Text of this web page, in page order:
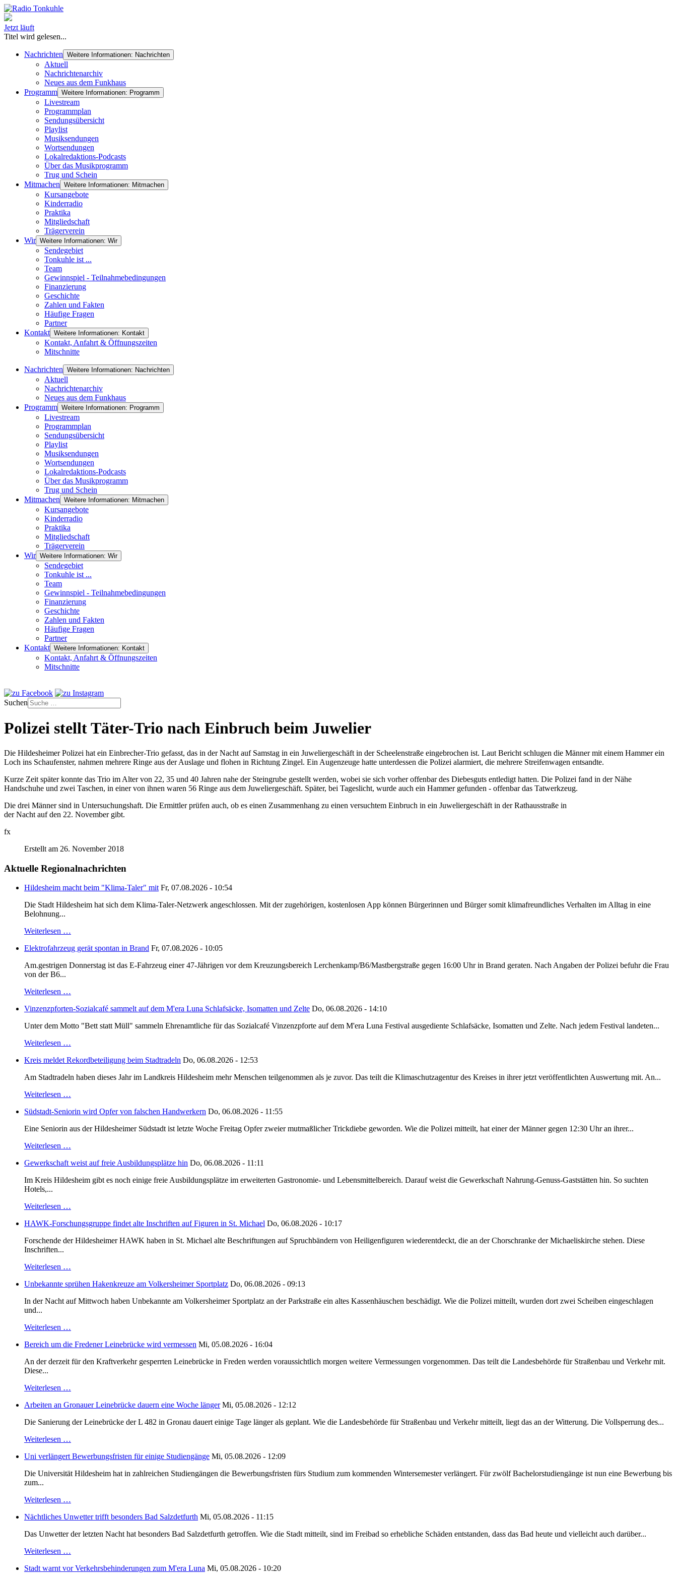
Jetzt läuft
Titel wird gelesen...
Nachrichten Weitere Informationen: Nachrichten
Aktuell
Nachrichtenarchiv
Neues aus dem Funkhaus
Programm Weitere Informationen: Programm
Livestream
Programmplan
Sendungsübersicht
Playlist
Musiksendungen
Wortsendungen
Lokalredaktions-Podcasts
Über das Musikprogramm
Trug und Schein
Mitmachen Weitere Informationen: Mitmachen
Kursangebote
Kinderradio
Praktika
Mitgliedschaft
Trägerverein
Wir Weitere Informationen: Wir
Sendegebiet
Tonkuhle ist ...
Team
Gewinnspiel - Teilnahmebedingungen
Finanzierung
Geschichte
Zahlen und Fakten
Häufige Fragen
Partner
Kontakt Weitere Informationen: Kontakt
Kontakt, Anfahrt & Öffnungszeiten
Mitschnitte
Nachrichten Weitere Informationen: Nachrichten
Aktuell
Nachrichtenarchiv
Neues aus dem Funkhaus
Programm Weitere Informationen: Programm
Livestream
Programmplan
Sendungsübersicht
Playlist
Musiksendungen
Wortsendungen
Lokalredaktions-Podcasts
Über das Musikprogramm
Trug und Schein
Mitmachen Weitere Informationen: Mitmachen
Kursangebote
Kinderradio
Praktika
Mitgliedschaft
Trägerverein
Wir Weitere Informationen: Wir
Sendegebiet
Tonkuhle ist ...
Team
Gewinnspiel - Teilnahmebedingungen
Finanzierung
Geschichte
Zahlen und Fakten
Häufige Fragen
Partner
Kontakt Weitere Informationen: Kontakt
Kontakt, Anfahrt & Öffnungszeiten
Mitschnitte
Suchen
Polizei stellt Täter-Trio nach Einbruch beim Juwelier
Die Hildesheimer Polizei hat ein Einbrecher-Trio gefasst, das in der Nacht auf Samstag in ein Juweliergeschäft in der Scheelenstraße eingebrochen ist. Laut Bericht schlugen die Männer mit einem Hammer ein
Loch ins Schaufenster, nahmen mehrere Ringe aus der Auslage und flohen in Richtung Zingel. Ein Augenzeuge hatte unterdessen die Polizei alarmiert, die mehrere Streifenwagen entsandte.
Kurze Zeit später konnte das Trio im Alter von 22, 35 und 40 Jahren nahe der Steingrube gestellt werden, wobei sie sich vorher offenbar des Diebesguts entledigt hatten. Die Polizei fand in der Nähe
Handschuhe und zwei Taschen, in einer von ihnen waren 56 Ringe aus dem Juweliergeschäft. Später, bei Tageslicht, wurde auch ein Hammer gefunden - offenbar das Tatwerkzeug.
Die drei Männer sind in Untersuchungshaft. Die Ermittler prüfen auch, ob es einen Zusammenhang zu einen versuchtem Einbruch in ein Juweliergeschäft in der Rathausstraße in
der Nacht auf den 22. November gibt.
fx
Erstellt am 26. November 2018
Aktuelle Regionalnachrichten
Hildesheim macht beim "Klima-Taler" mit Fr, 07.08.2026 - 10:54
Die Stadt Hildesheim hat sich dem Klima-Taler-Netzwerk angeschlossen. Mit der zugehörigen, kostenlosen App können Bürgerinnen und Bürger somit klimafreundliches Verhalten im Alltag in eine
Belohnung...
Weiterlesen …
Elektrofahrzeug gerät spontan in Brand Fr, 07.08.2026 - 10:05
Am.gestrigen Donnerstag ist das E-Fahrzeug einer 47-Jährigen vor dem Kreuzungsbereich Lerchenkamp/B6/Mastbergstraße gegen 16:00 Uhr in Brand geraten. Nach Angaben der Polizei befuhr die Frau
von der B6...
Weiterlesen …
Vinzenzpforten-Sozialcafé sammelt auf dem M'era Luna Schlafsäcke, Isomatten und Zelte Do, 06.08.2026 - 14:10
Unter dem Motto "Bett statt Müll" sammeln Ehrenamtliche für das Sozialcafé Vinzenzpforte auf dem M'era Luna Festival ausgediente Schlafsäcke, Isomatten und Zelte. Nach jedem Festival landeten...
Weiterlesen …
Kreis meldet Rekordbeteiligung beim Stadtradeln Do, 06.08.2026 - 12:53
Am Stadtradeln haben dieses Jahr im Landkreis Hildesheim mehr Menschen teilgenommen als je zuvor. Das teilt die Klimaschutzagentur des Kreises in ihrer jetzt veröffentlichten Auswertung mit. An...
Weiterlesen …
Südstadt-Seniorin wird Opfer von falschen Handwerkern Do, 06.08.2026 - 11:55
Eine Seniorin aus der Hildesheimer Südstadt ist letzte Woche Freitag Opfer zweier mutmaßlicher Trickdiebe geworden. Wie die Polizei mitteilt, hat einer der Männer gegen 12:30 Uhr an ihrer...
Weiterlesen …
Gewerkschaft weist auf freie Ausbildungsplätze hin Do, 06.08.2026 - 11:11
Im Kreis Hildesheim gibt es noch einige freie Ausbildungsplätze im erweiterten Gastronomie- und Lebensmittelbereich. Darauf weist die Gewerkschaft Nahrung-Genuss-Gaststätten hin. So suchten
Hotels,...
Weiterlesen …
HAWK-Forschungsgruppe findet alte Inschriften auf Figuren in St. Michael Do, 06.08.2026 - 10:17
Forschende der Hildesheimer HAWK haben in St. Michael alte Beschriftungen auf Spruchbändern von Heiligenfiguren wiederentdeckt, die an der Chorschranke der Michaeliskirche stehen. Diese
Inschriften...
Weiterlesen …
Unbekannte sprühen Hakenkreuze am Volkersheimer Sportplatz Do, 06.08.2026 - 09:13
In der Nacht auf Mittwoch haben Unbekannte am Volkersheimer Sportplatz an der Parkstraße ein altes Kassenhäuschen beschädigt. Wie die Polizei mitteilt, wurden dort zwei Scheiben eingeschlagen
und...
Weiterlesen …
Bereich um die Fredener Leinebrücke wird vermessen Mi, 05.08.2026 - 16:04
An der derzeit für den Kraftverkehr gesperrten Leinebrücke in Freden werden voraussichtlich morgen weitere Vermessungen vorgenommen. Das teilt die Landesbehörde für Straßenbau und Verkehr mit.
Diese...
Weiterlesen …
Arbeiten an Gronauer Leinebrücke dauern eine Woche länger Mi, 05.08.2026 - 12:12
Die Sanierung der Leinebrücke der L 482 in Gronau dauert einige Tage länger als geplant. Wie die Landesbehörde für Straßenbau und Verkehr mitteilt, liegt das an der Witterung. Die Vollsperrung des...
Weiterlesen …
Uni verlängert Bewerbungsfristen für einige Studiengänge Mi, 05.08.2026 - 12:09
Die Universität Hildesheim hat in zahlreichen Studiengängen die Bewerbungsfristen fürs Studium zum kommenden Wintersemester verlängert. Für zwölf Bachelorstudiengänge ist nun eine Bewerbung bis
zum...
Weiterlesen …
Nächtliches Unwetter trifft besonders Bad Salzdetfurth Mi, 05.08.2026 - 11:15
Das Unwetter der letzten Nacht hat besonders Bad Salzdetfurth getroffen. Wie die Stadt mitteilt, sind im Freibad so erhebliche Schäden entstanden, dass das Bad heute und vielleicht auch darüber...
Weiterlesen …
Stadt warnt vor Verkehrsbehinderungen zum M'era Luna Mi, 05.08.2026 - 10:20